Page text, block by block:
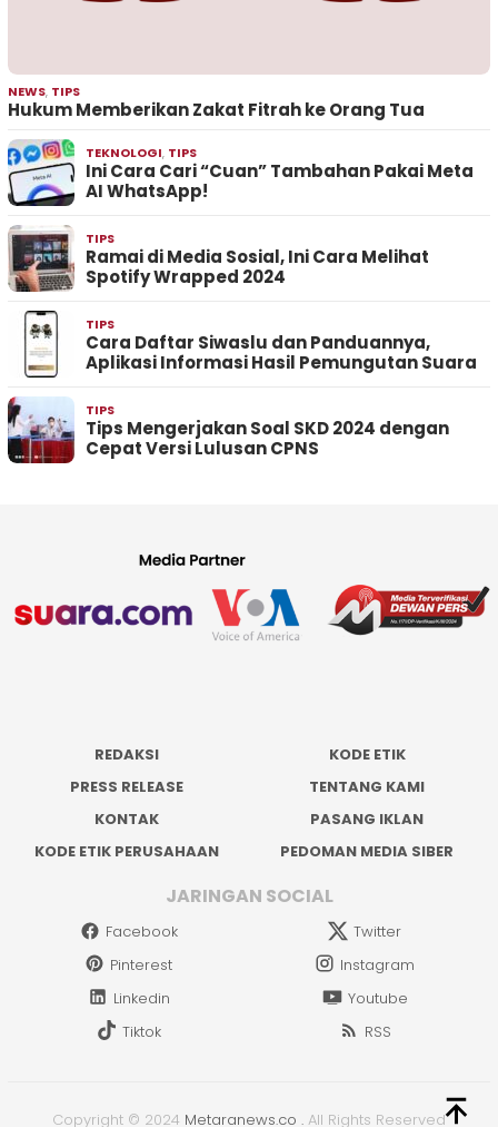
NEWS, TIPS
Hukum Memberikan Zakat Fitrah ke Orang Tua
TEKNOLOGI, TIPS
Ini Cara Cari “Cuan” Tambahan Pakai Meta
AI WhatsApp!
TIPS
Ramai di Media Sosial, Ini Cara Melihat
Spotify Wrapped 2024
TIPS
Cara Daftar Siwaslu dan Panduannya,
Aplikasi Informasi Hasil Pemungutan Suara
TIPS
Tips Mengerjakan Soal SKD 2024 dengan
Cepat Versi Lulusan CPNS
REDAKSI
KODE ETIK
PRESS RELEASE
TENTANG KAMI
KONTAK
PASANG IKLAN
KODE ETIK PERUSAHAAN
PEDOMAN MEDIA SIBER
JARINGAN SOCIAL
Facebook
Twitter
Pinterest
Instagram
Linkedin
Youtube
Tiktok
RSS
Copyright © 2024 Metaranews.co . All Rights Reserved